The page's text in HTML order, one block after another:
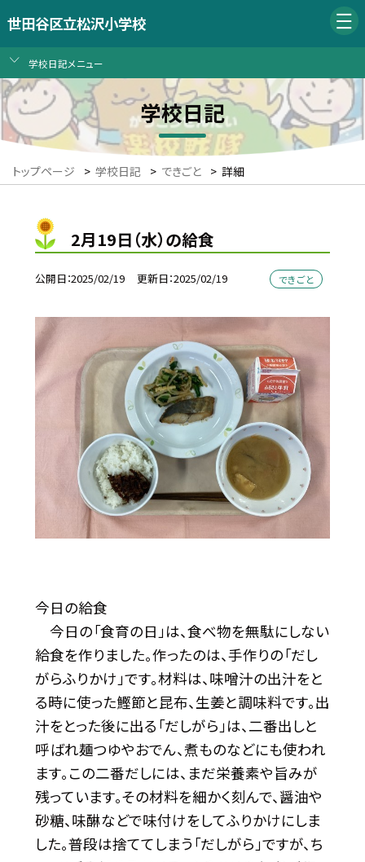
世田谷区立松沢小学校
学校日記メニュー
学校日記
トップページ > 学校日記 > できごと > 詳細
2月19日（水）の給食
公開日 2025/02/19 更新日 2025/02/19 できごと
今日の給食
今日の「食育の日」は、食べ物を無駄にしない
給食を作りました。作ったのは、手作りの「だし
がらふりかけ」です。材料は、味噌汁の出汁をと
る時に使った鰹節と昆布、生姜と調味料です。出
汁をとった後に出る「だしがら」は、二番出しと
呼ばれ麺つゆやおでん、煮ものなどにも使われ
ます。この二番だしには、まだ栄養素や旨みが
残っています。その材料を細かく刻んで、醤油や
砂糖、味醂などで味付けをしてふりかけにしま
した。普段は捨ててしまう「だしがら」ですが、ち